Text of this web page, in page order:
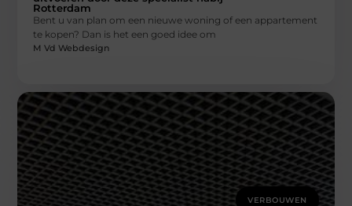
Rotterdam
Bent u van plan om een nieuwe woning of een appartement
te kopen? Dan is het een goed idee om
M Vd Webdesign
VERBOUWEN